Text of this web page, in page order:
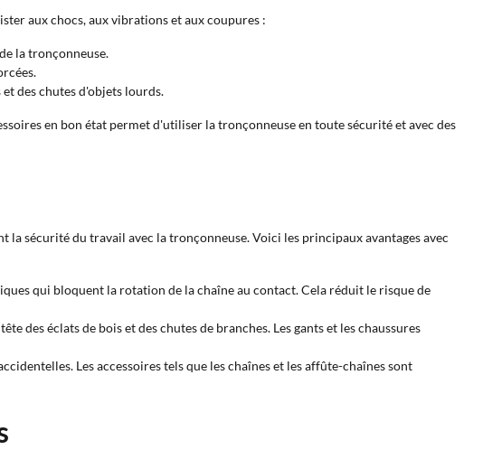
aux chocs, aux vibrations et aux coupures :
la tronçonneuse.
des chutes d'objets lourds.
en bon état permet d'utiliser la tronçonneuse en toute sécurité et avec des
sécurité du travail avec la tronçonneuse. Voici les principaux avantages avec
qui bloquent la rotation de la chaîne au contact. Cela réduit le risque de
des éclats de bois et des chutes de branches. Les gants et les chaussures
Les accessoires tels que les chaînes et les affûte-chaînes sont